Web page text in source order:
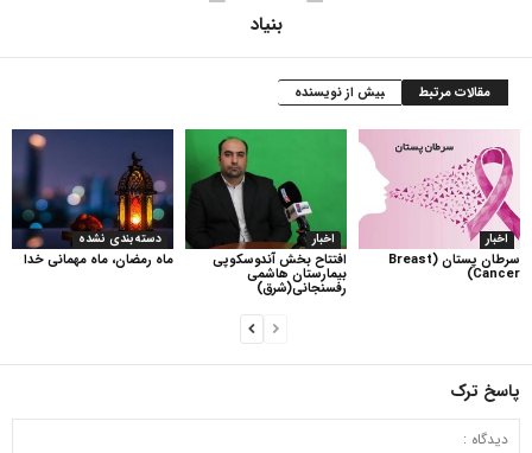
بنیاد
مقالات مرتبط بیش از نویسنده
دسته‌بندی نشده
ماه رمضان، ماه مهمانی خدا
اخبار
افتتاح بخش آندوسکوپی
بیمارستان هاشمی
رفسنجانی(شرق)
اخبار
سرطان پستان (Breast
Cancer)
پاسخ ترک